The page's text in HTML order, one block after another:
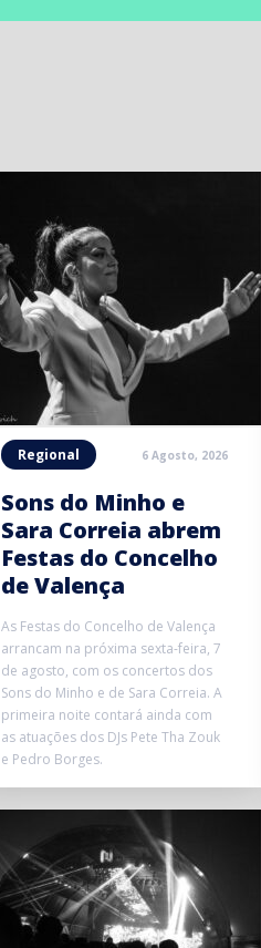
Regional 6 Agosto, 2026
Sons do Minho e
Sara Correia abrem
Festas do Concelho
de Valença
As Festas do Concelho de Valença
arrancam na próxima sexta-feira, 7
de agosto, com os concertos dos
Sons do Minho e de Sara Correia. A
primeira noite contará ainda com
as atuações dos DJs Pete Tha Zouk
e Pedro Borges.